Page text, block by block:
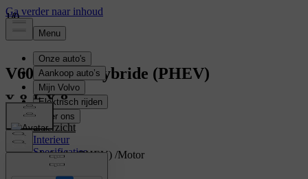
V60 Plug-in hybride (PHEV)
Overzicht
Interieur
Specificaties
Kenmerken
V60
Plug-in hybride (PHEV) /Motor
1/0
1/0
1/0